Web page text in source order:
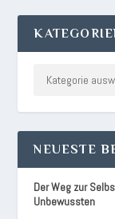
NEUESTE
Der Weg zur
Unbewussten